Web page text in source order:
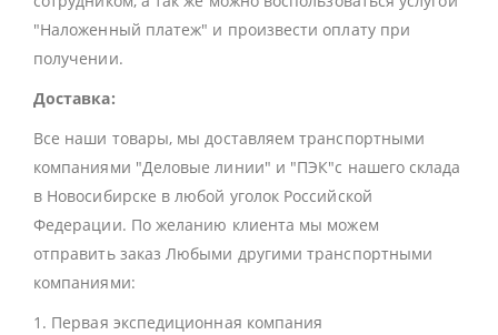
"Наложенный платеж" и произвести оплату при
получении.
Доставка:
Все наши товары, мы доставляем транспортными
компаниями "Деловые линии" и "ПЭК"с нашего склада
в Новосибирске в любой уголок Российской
Федерации. По желанию клиента мы можем
отправить заказ Любыми другими транспортными
компаниями:
1. Первая экспедиционная компания